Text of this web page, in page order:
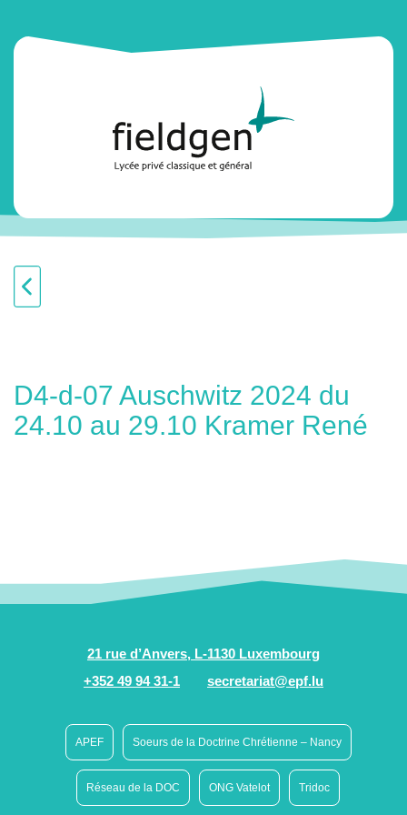
D4-d-07 Auschwitz 2024 du
24.10 au 29.10 Kramer René
21 rue d’Anvers, L-1130 Luxembourg
+352 49 94 31-1
secretariat@epf.lu
APEF Soeurs de la Doctrine Chrétienne – Nancy
Réseau de la DOC ONG Vatelot Tridoc